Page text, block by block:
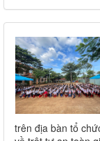
trên địa bàn tổ